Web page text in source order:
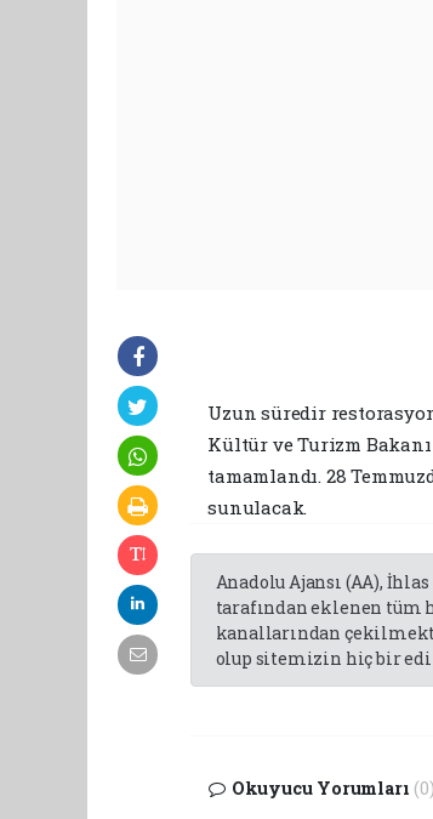
Uzun süredir
Kültür ve Turizm
tamamlandı. 28
sunulacak.
Anadolu Ajansı (AA),
tarafından eklenen
kanallarından
olup sitemizin hiç bir
Okuyucu Yorumları (0)